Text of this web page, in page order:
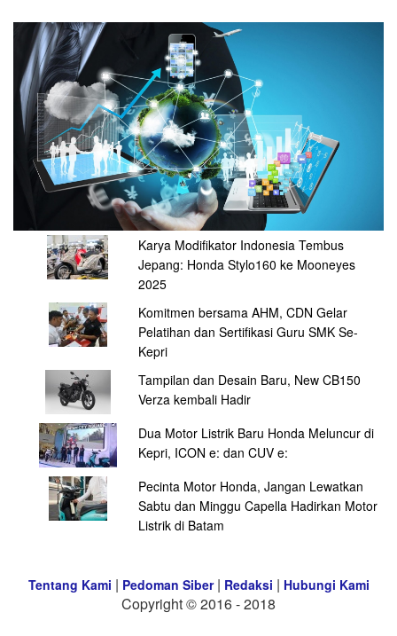
Karya Modifikator Indonesia Tembus
Jepang: Honda Stylo160 ke Mooneyes
2025
Komitmen bersama AHM, CDN Gelar
Pelatihan dan Sertifikasi Guru SMK Se-
Kepri
Tampilan dan Desain Baru, New CB150
Verza kembali Hadir
Dua Motor Listrik Baru Honda Meluncur di
Kepri, ICON e: dan CUV e:
Pecinta Motor Honda, Jangan Lewatkan
Sabtu dan Minggu Capella Hadirkan Motor
Listrik di Batam
Tentang Kami | Pedoman Siber| Redaksi | Hubungi Kami
Copyright © 2016 - 2018